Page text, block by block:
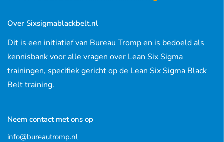
Over Sixsigmablackbelt.nl
Dit is een initiatief van Bureau Tromp en is bedoeld als
kennisbank voor alle vragen over Lean Six Sigma
trainingen, specifiek gericht op de Lean Six Sigma Black
Belt training.
Neem contact met ons op
info@bureautromp.nl